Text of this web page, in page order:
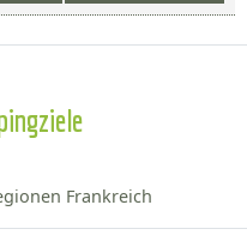
Frankreich